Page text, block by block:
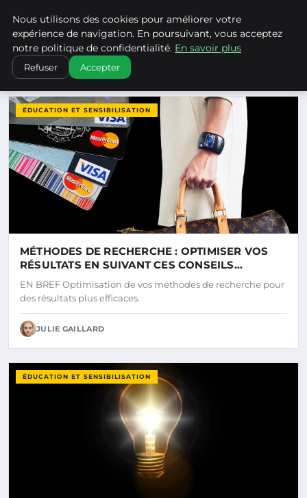
Climatechangenebraska -
CLIMATECHANGENEBRASKA
DERNIERS ARTICLES
ÉDUCATION ET SENSIBILISATION
MÉTHODES DE RECHERCHE : OPTIMISER VOS
RÉSULTATS EN SUIVANT CES CONSEILS
PRATIQUES
EN BREF Optimisation de vos méthodes de recherche pour
des résultats plus efficaces.
JULIE GAILLARD
ÉDUCATION ET SENSIBILISATION
Nous utilisons des cookies pour améliorer votre
expérience de navigation. En poursuivant, vous acceptez
notre politique de confidentialité. En savoir plus
Refuser Accepter